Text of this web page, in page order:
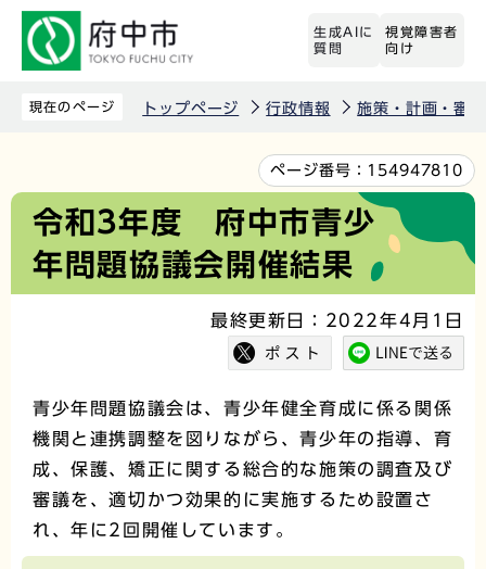
先
生成AIに
質問
視覚障害者
向け
現在のページ トップページ 行政情報 施策・計画・審
文
か
ページ番号： 154947810
令和3年度 府中市青少
年問題協議会開催結果
最終更新日：2022年4月1日
青少年問題協議会は、青少年健全育成に係る関係
機関と連携調整を図りながら、青少年の指導、育
成、保護、矯正に関する総合的な施策の調査及び
審議を、適切かつ効果的に実施するため設置さ
れ、年に2回開催しています。